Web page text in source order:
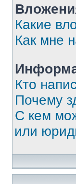
Какие
Как мне
Кто
Почему
С кем
или